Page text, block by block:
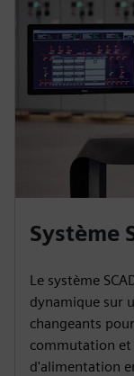
Système
Le système
dynamique sur
changeants
commutation et
d'alimentation